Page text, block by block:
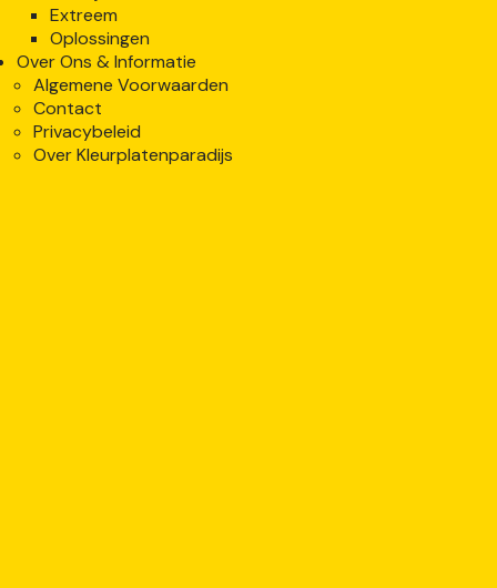
Extreem
Oplossingen
Over Ons & Informatie
Algemene Voorwaarden
Contact
Privacybeleid
Over Kleurplatenparadijs